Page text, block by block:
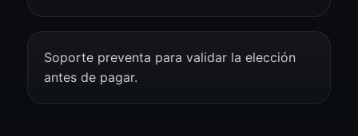
Soporte preventa para validar la elección
antes de pagar.